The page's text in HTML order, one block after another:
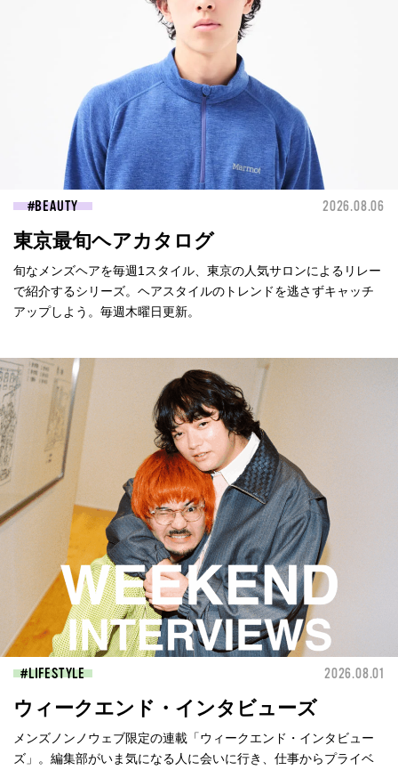
BEAUTY 2026.08.06
東京最旬ヘアカタログ
旬なメンズヘアを毎週1スタイル、東京の人気サロンによるリレー
で紹介するシリーズ。ヘアスタイルのトレンドを逃さずキャッチ
アップしよう。毎週木曜日更新。
LIFESTYLE 2026.08.01
ウィークエンド・インタビューズ
メンズノンノウェブ限定の連載「ウィークエンド・インタビュー
ズ」。編集部がいま気になる人に会いに行き、仕事からプライベ